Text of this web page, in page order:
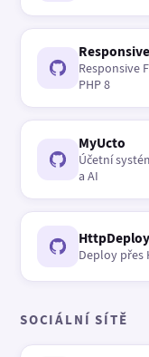
Responsive
PHP 8
MyUcto
Účetní
a AI
HttpDeploy
Deploy přes
SOCIÁLNÍ SÍTĚ